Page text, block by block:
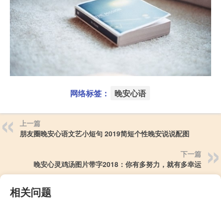
网络标签： 晚安心语
上一篇
朋友圈晚安心语文艺小短句 2019简短个性晚安说说配图
下一篇
晚安心灵鸡汤图片带字2018：你有多努力，就有多幸运
相关问题